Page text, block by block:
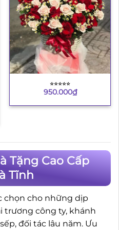
⭐︎⭐︎⭐︎⭐︎⭐︎
950.000₫
Tặng Cao Cấp
Tĩnh
chọn cho những dịp
trương công ty, khánh
đối tác lâu năm. Ưu